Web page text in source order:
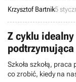
projektu polskiego,
korporacja Zuxeez.
lekarstwo, choć sam
przypominał nawet
nadrobienie
Krzysztof Bartnik5
Z cyklu
podtrzymująca
Szkoła szkołą,
co zrobić, kiedy na